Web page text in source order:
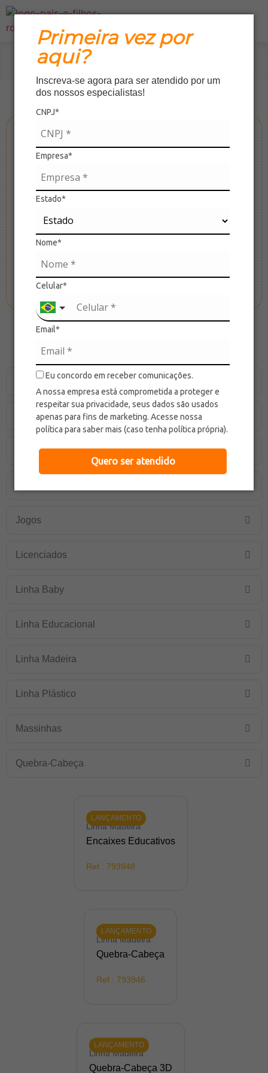
Primeira vez por
aqui?
Inscreva-se agora para ser atendido por um
dos nossos especialistas!
CNPJ*
Empresa*
Estado*
Nome*
Celular*
Email*
Eu concordo em receber comunicações.
A nossa empresa está comprometida a proteger e
respeitar sua privacidade, seus dados são usados
apenas para fins de marketing. Acesse nossa
política para saber mais (caso tenha política própria).
Quero ser atendido
Bicicletas de Equilíbrio
Bolas
Brinquedos
Jogos
Licenciados
Linha Baby
Linha Educacional
Linha Madeira
Linha Plástico
Massinhas
Quebra-Cabeça
LANÇAMENTO
Linha Madeira
Encaixes Educativos
Ref.: 793948
LANÇAMENTO
Linha Madeira
Quebra-Cabeça
Ref.: 793946
LANÇAMENTO
Linha Madeira
Quebra-Cabeça 3D